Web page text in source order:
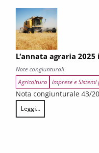
L’annata agraria 2025
Note congiunturali
Agricoltura Imprese e
Nota congiunturale 43/
Leggi...
L’annata agraria 2025 in